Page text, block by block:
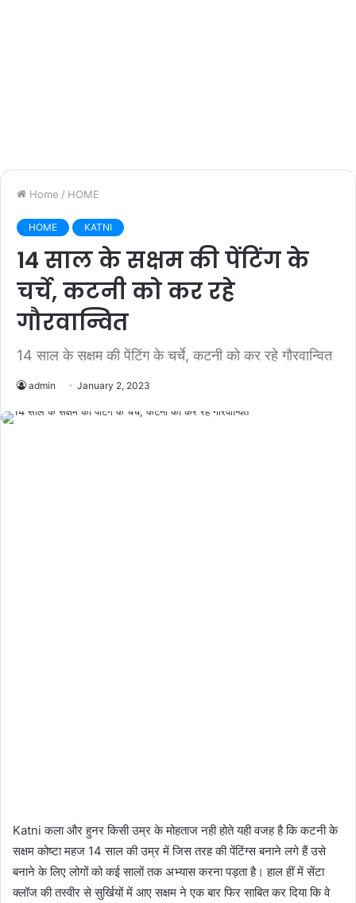
Home / HOME
HOME KATNI
14 साल के सक्षम की पेंटिंग के
चर्चे, कटनी को कर रहे
गौरवान्वित
14 साल के सक्षम की पेंटिंग के चर्चे, कटनी को कर रहे गौरवान्वित
admin January 2, 2023
Katni कला और हुनर किसी उम्र के मोहताज नही होते यही वजह है कि कटनी के
सक्षम कोष्टा महज 14 साल की उम्र में जिस तरह की पेंटिंग्स बनाने लगे हैं उसे
बनाने के लिए लोगों को कई सालों तक अभ्यास करना पड़ता है। हाल हीं में सेंटा
क्लॉज की तस्वीर से सुर्खियों में आए सक्षम ने एक बार फिर साबित कर दिया कि वे